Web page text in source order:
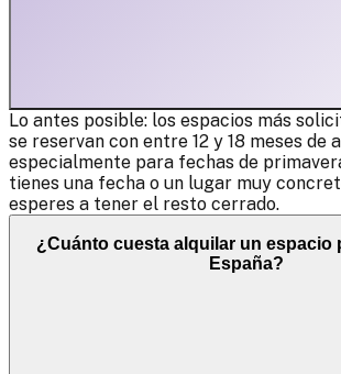
Lo antes posible: los espacios más
se reservan con entre 12 y 18 meses de
especialmente para fechas de
tienes una fecha o un lugar muy
esperes a tener el resto cerrado.
¿Cuánto cuesta alquilar un espacio
España?